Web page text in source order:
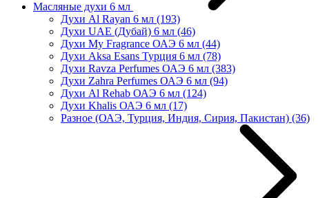
Масляные духи 6 мл
Духи Al Rayan 6 мл (193)
Духи UAE (Дубай) 6 мл (46)
Духи My Fragrance ОАЭ 6 мл (44)
Духи Aksa Esans Турция 6 мл (78)
Духи Ravza Perfumes ОАЭ 6 мл (383)
Духи Zahra Perfumes ОАЭ 6 мл (94)
Духи Al Rehab ОАЭ 6 мл (124)
Духи Khalis ОАЭ 6 мл (17)
Разное (ОАЭ, Турция, Индия, Сирия, Пакистан) (36)